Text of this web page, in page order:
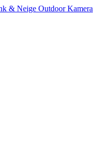
& Neige Outdoor Kamera